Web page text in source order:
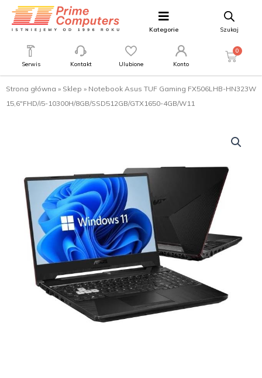
Kategorie Szukaj
Serwis Kontakt Ulubione Konto
0
Strona główna » Sklep » Notebook Asus TUF Gaming FX506LHB-HN323W
15,6″FHD/i5-10300H/8GB/SSD512GB/GTX1650-4GB/W11